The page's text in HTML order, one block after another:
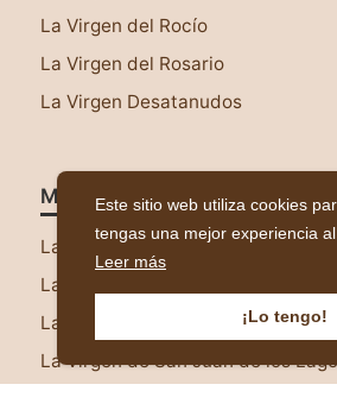
La Virgen del Rocío
La Virgen del Rosario
La Virgen Desatanudos
Más Representaciones
La Virgen del Rayo
La Virgen de la Dulce Espera
La Virgen de la Encarnación
La Virgen de San Juan de los
Este sitio web utiliza cookies
tengas una mejor experiencia
Leer más
¡Lo tengo!